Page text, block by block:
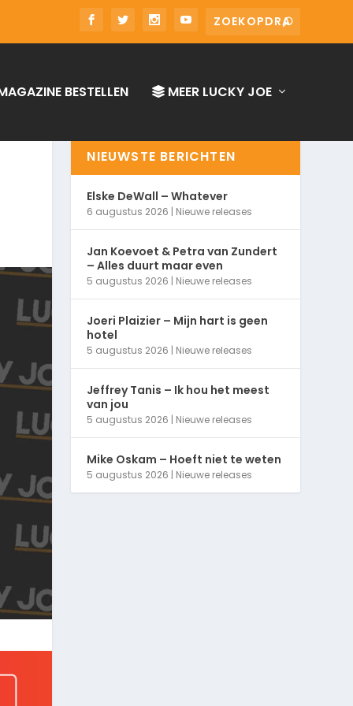
BESTELLEN MEER LUCKY JOE
NIEUWSTE BERICHTEN
Elske DeWall – Whatever
6 augustus 2026 | Nieuwe releases
Jan Koevoet & Petra van Zundert
– Alles duurt maar even
5 augustus 2026 | Nieuwe releases
Joeri Plaizier – Mijn hart is geen
hotel
5 augustus 2026 | Nieuwe releases
Jeffrey Tanis – Ik hou het meest
van jou
5 augustus 2026 | Nieuwe releases
Mike Oskam – Hoeft niet te weten
5 augustus 2026 | Nieuwe releases